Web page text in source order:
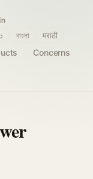
Concerns
বাংলা मराठी